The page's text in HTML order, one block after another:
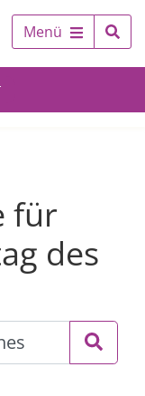
Menü
für
des